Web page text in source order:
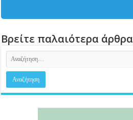
Βρείτε παλαιότερα άρθρα